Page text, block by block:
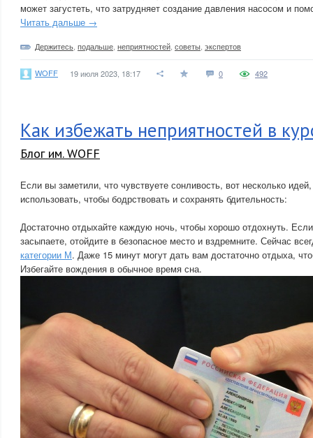
может загустеть, что затрудняет создание давления насосом и
Читать дальше →
Держитесь подальше неприятностей советы экспертов
WOFF 19 июля 2023, 18:17 0 492
Как избежать неприятностей в
Блог им. WOFF
Если вы заметили, что чувствуете сонливость, вот несколько
использовать, чтобы бодрствовать и сохранять бдительность:
Достаточно отдыхайте каждую ночь, чтобы хорошо отдохнуть.
засыпаете, отойдите в безопасное место и вздремните. Сейчас
категории М. Даже 15 минут могут дать вам достаточно отдыха,
Избегайте вождения в обычное время сна.